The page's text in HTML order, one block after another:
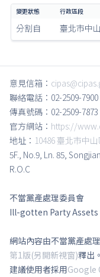
分割自 臺北市中
意見信箱：
聯絡電話：02-2509-7900
傳真號碼：02-2509-7873
官方網站： https://
地址： 10486 臺北市中
5F., No.9, Ln. 85,
R.O.C
不當黨產處理委員會
Ill-gotten Party
網站內容由不當黨產處
第1版(另開新視窗)釋出。
建議使用者採用Google